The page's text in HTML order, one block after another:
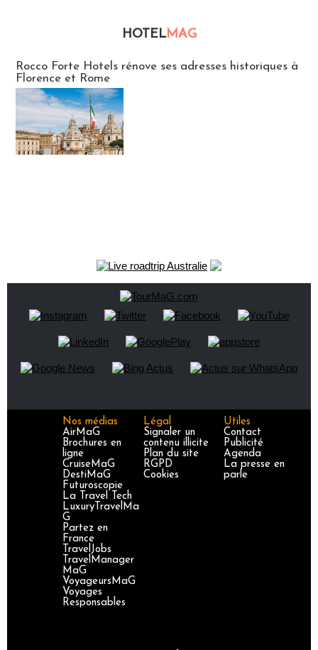
HOTELMAG
Rocco Forte Hotels rénove ses adresses historiques à
Florence et Rome
Nos médias
AirMaG
Brochures en
ligne
CruiseMaG
DestiMaG
Futuroscopie
La Travel Tech
LuxuryTravelMa
G
Partez en
France
TravelJobs
TravelManager
MaG
VoyageursMaG
Voyages
Responsables
Légal
Signaler un
contenu illicite
Plan du site
RGPD
Cookies
Utiles
Contact
Publicité
Agenda
La presse en
parle